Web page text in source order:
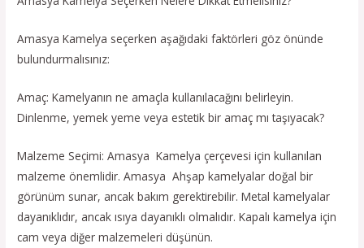
Amasya Kamelya seçerken aşağıdaki faktörleri göz önünde
bulundurmalısınız:
Amaç: Kamelyanın ne amaçla kullanılacağını belirleyin.
Dinlenme, yemek yeme veya estetik bir amaç mı taşıyacak?
Malzeme Seçimi: Amasya Kamelya çerçevesi için kullanılan
malzeme önemlidir. Amasya Ahşap kamelyalar doğal bir
görünüm sunar, ancak bakım gerektirebilir. Metal kamelyalar
dayanıklıdır, ancak ısıya dayanıklı olmalıdır. Kapalı kamelya için
cam veya diğer malzemeleri düşünün.